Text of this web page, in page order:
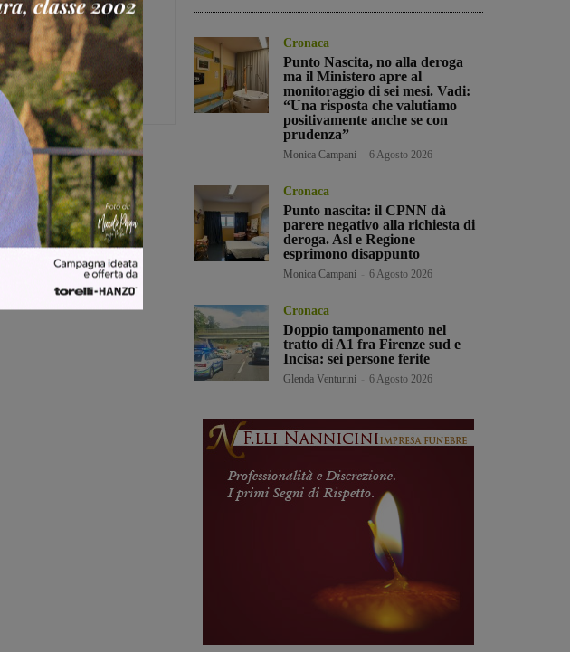
Cronaca
Punto Nascita, no alla deroga
ma il Ministero apre al
monitoraggio di sei mesi. Vadi:
“Una risposta che valutiamo
positivamente anche se con
prudenza”
Monica Campani 6 Agosto 2026
Cronaca
Punto nascita: il CPNN dà
parere negativo alla richiesta di
deroga. Asl e Regione
esprimono disappunto
Monica Campani 6 Agosto 2026
Cronaca
Doppio tamponamento nel
tratto di A1 fra Firenze sud e
Incisa: sei persone ferite
Glenda Venturini 6 Agosto 2026